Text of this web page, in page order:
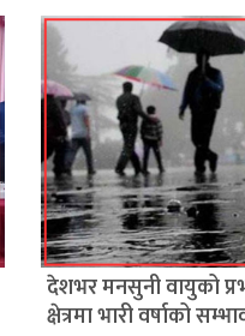
देशभर मनसुनी वायुको
क्षेत्रमा भारी वर्षाको